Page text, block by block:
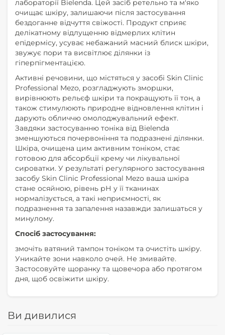
лабораторії Bielenda. Цей засіб ретельно та м'яко
очищає шкіру, залишаючи після застосування
бездоганне відчуття свіжості. Продукт сприяє
делікатному відлущенню відмерлих клітин
епідермісу, усуває небажаний масний блиск шкіри,
звужує пори та висвітлює ділянки із
гіперпігментацією.
Активні речовини, що містяться у засобі Skin Clinic
Professional Mezo, розгладжують зморшки,
вирівнюють рельєф шкіри та покращують її тон, а
також стимулюють природне відновлення клітин і
дарують обличчю омолоджувальний ефект.
Завдяки застосуванню тоніка від Bielenda
зменшуються почервоніння та подразнені ділянки.
Шкіра, очищена цим активним тоніком, стає
готовою для абсорбції крему чи лікувальної
сироватки. У результаті регулярного застосування
засобу Skin Clinic Professional Mezo ваша шкіра
стане осяйною, рівень рН у її тканинах
нормалізується, а такі неприємності, як
подразнення та запалення назавжди залишаться у
минулому.
Спосіб застосування:
змочіть ватяний тампон тоніком та очистіть шкіру.
Уникайте зони навколо очей. Не змивайте.
Застосовуйте щоранку та щовечора або протягом
дня, щоб освіжити шкіру.
Ви дивилися